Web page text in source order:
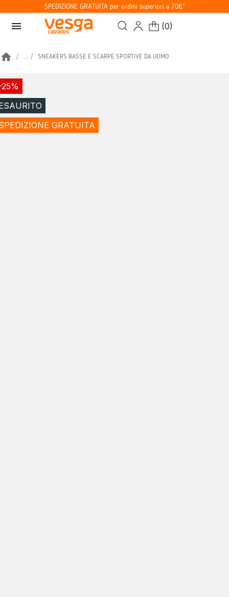
SPEDIZIONE GRATUITA per ordini superiori a 70€*
menu (0)
home ... SNEAKERS BASSE E SCARPE SPORTIVE DA UOMO
GRATUITA